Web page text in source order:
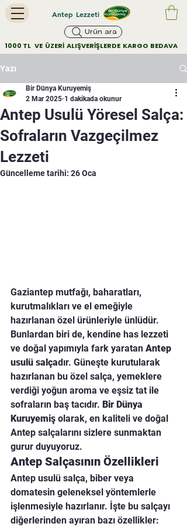
Antep Lezzeti
Ürün ara
1000 TL   VE  ÜZERİ  ALIŞVERİŞLERDE  KARGO  BEDAVA
Yazı
Antep Usulü Yöresel Salça:
Sofraların Vazgeçilmez
Lezzeti
Bir Dünya Kuruyemiş
2 Mar 2025 1 dakikada okunur
Güncelleme tarihi: 26 Oca
Gaziantep mutfağı, baharatları,
kurutmalıkları ve el emeğiyle
hazırlanan özel ürünleriyle ünlüdür.
Bunlardan biri de, kendine has lezzeti
ve doğal yapımıyla fark yaratan Antep
usulü salçadır. Güneşte kurutularak
hazırlanan bu özel salça, yemeklere
verdiği yoğun aroma ve eşsiz tat ile
sofraların baş tacıdır. Bir Dünya
Kuruyemiş olarak, en kaliteli ve doğal
Antep salçalarını sizlere sunmaktan
gurur duyuyoruz.
Antep Salçasının Özellikleri
Antep usulü salça, biber veya
domatesin geleneksel yöntemlerle
işlenmesiyle hazırlanır. İşte bu salçayı
diğerlerinden ayıran bazı özellikler: